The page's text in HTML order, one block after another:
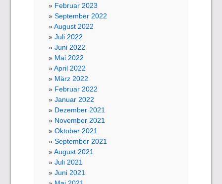
Februar 2023
September 2022
August 2022
Juli 2022
Juni 2022
Mai 2022
April 2022
März 2022
Februar 2022
Januar 2022
Dezember 2021
November 2021
Oktober 2021
September 2021
August 2021
Juli 2021
Juni 2021